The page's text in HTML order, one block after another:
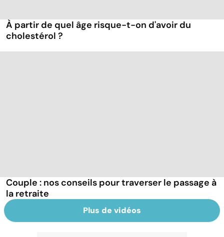
À partir de quel âge risque-t-on d'avoir du
cholestérol ?
Couple : nos conseils pour traverser le passage à
la retraite
Plus de vidéos